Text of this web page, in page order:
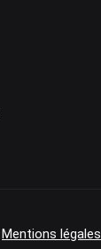
Mentions légales